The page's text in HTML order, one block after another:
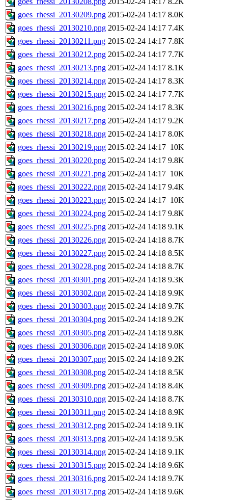
goes_rhessi_20130209.png 2015-02-24 14:17 8.0K
goes_rhessi_20130210.png 2015-02-24 14:17 7.4K
goes_rhessi_20130211.png 2015-02-24 14:17 7.8K
goes_rhessi_20130212.png 2015-02-24 14:17 7.7K
goes_rhessi_20130213.png 2015-02-24 14:17 8.1K
goes_rhessi_20130214.png 2015-02-24 14:17 8.3K
goes_rhessi_20130215.png 2015-02-24 14:17 7.7K
goes_rhessi_20130216.png 2015-02-24 14:17 8.3K
goes_rhessi_20130217.png 2015-02-24 14:17 9.2K
goes_rhessi_20130218.png 2015-02-24 14:17 8.0K
goes_rhessi_20130219.png 2015-02-24 14:17 10K
goes_rhessi_20130220.png 2015-02-24 14:17 9.8K
goes_rhessi_20130221.png 2015-02-24 14:17 10K
goes_rhessi_20130222.png 2015-02-24 14:17 9.4K
goes_rhessi_20130223.png 2015-02-24 14:17 10K
goes_rhessi_20130224.png 2015-02-24 14:17 9.8K
goes_rhessi_20130225.png 2015-02-24 14:18 9.1K
goes_rhessi_20130226.png 2015-02-24 14:18 8.7K
goes_rhessi_20130227.png 2015-02-24 14:18 8.5K
goes_rhessi_20130228.png 2015-02-24 14:18 8.7K
goes_rhessi_20130301.png 2015-02-24 14:18 9.3K
goes_rhessi_20130302.png 2015-02-24 14:18 9.9K
goes_rhessi_20130303.png 2015-02-24 14:18 9.7K
goes_rhessi_20130304.png 2015-02-24 14:18 9.2K
goes_rhessi_20130305.png 2015-02-24 14:18 9.8K
goes_rhessi_20130306.png 2015-02-24 14:18 9.0K
goes_rhessi_20130307.png 2015-02-24 14:18 9.2K
goes_rhessi_20130308.png 2015-02-24 14:18 8.5K
goes_rhessi_20130309.png 2015-02-24 14:18 8.4K
goes_rhessi_20130310.png 2015-02-24 14:18 8.7K
goes_rhessi_20130311.png 2015-02-24 14:18 8.9K
goes_rhessi_20130312.png 2015-02-24 14:18 9.1K
goes_rhessi_20130313.png 2015-02-24 14:18 9.5K
goes_rhessi_20130314.png 2015-02-24 14:18 9.1K
goes_rhessi_20130315.png 2015-02-24 14:18 9.6K
goes_rhessi_20130316.png 2015-02-24 14:18 9.7K
goes_rhessi_20130317.png 2015-02-24 14:18 9.6K